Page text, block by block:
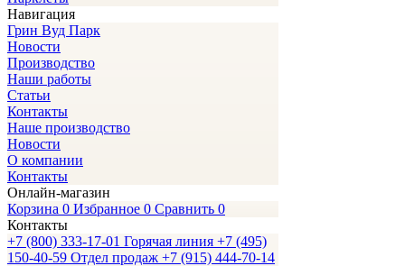
Навигация
Грин Вуд Парк
Новости
Производство
Наши работы
Статьи
Контакты
Наше производство
Новости
О компании
Контакты
Онлайн-магазин
Корзина 0 Избранное 0 Сравнить 0
Контакты
+7 (800) 333-17-01 Горячая линия +7 (495)
150-40-59 Отдел продаж +7 (915) 444-70-14